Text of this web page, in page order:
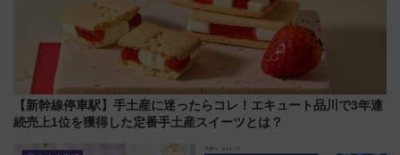
【新幹線停車駅】手土産に迷ったらコレ！エキュート品川で3年連
続売上1位を獲得した定番手土産スイーツとは？